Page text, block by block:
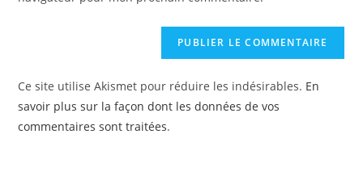
Ce site utilise Akismet pour réduire les indésirables. En
savoir plus sur la façon dont les données de vos
commentaires sont traitées.